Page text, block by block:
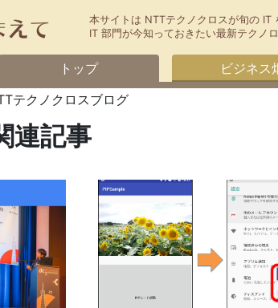
テクノクロスブログ
本サイトは NTTテクノクロスが旬の IT
IT 部門が今知っておきたい最新テクノ
トップ ビジネス
連記事